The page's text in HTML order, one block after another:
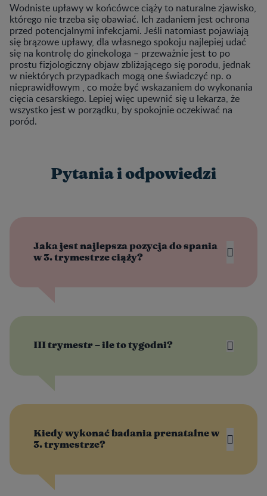
Wodniste upławy w końcówce ciąży to naturalne zjawisko,
którego nie trzeba się obawiać. Ich zadaniem jest ochrona
przed potencjalnymi infekcjami. Jeśli natomiast pojawiają
się brązowe upławy, dla własnego spokoju najlepiej udać
się na kontrolę do ginekologa – przeważnie jest to po
prostu fizjologiczny objaw zbliżającego się porodu, jednak
w niektórych przypadkach mogą one świadczyć np. o
nieprawidłowym , co może być wskazaniem do wykonania
cięcia cesarskiego. Lepiej więc upewnić się u lekarza, że
wszystko jest w porządku, by spokojnie oczekiwać na
poród.
Pytania i odpowiedzi
Jaka jest najlepsza pozycja do spania
w 3. trymestrze ciąży?
III trymestr – ile to tygodni?
Kiedy wykonać badania prenatalne w
3. trymestrze?